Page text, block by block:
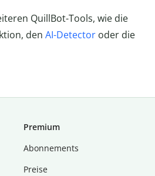
QuillBot-Tools, wie die
den AI-Detector oder die
Premium
Abon­ne­ments
Preise